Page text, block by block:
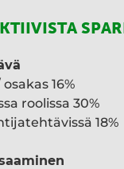
16%
roolissa 30%
18%